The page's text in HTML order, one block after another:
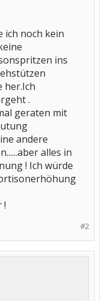
ich noch kein
ins
her.Ich
.
geraten mit
andere
alles in
! Ich würde
!
#2